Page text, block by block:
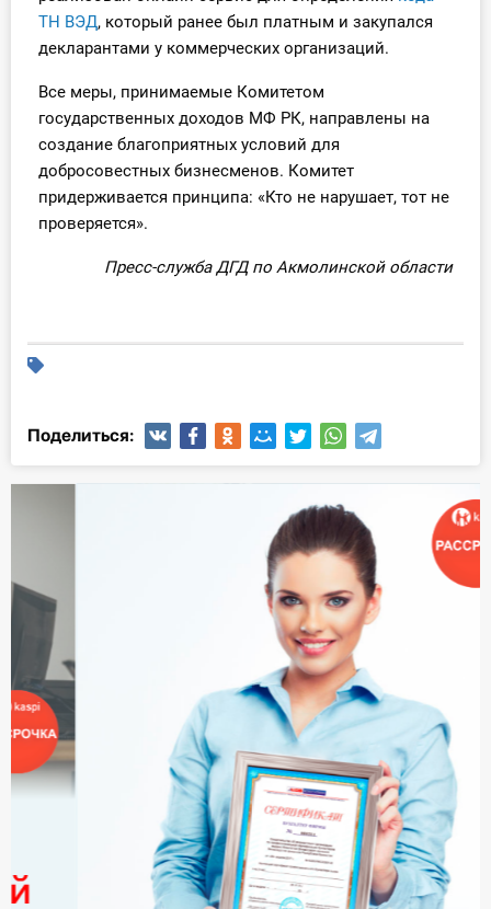
ТН ВЭД, который ранее был платным и закупался
декларантами у коммерческих организаций.
Все меры, принимаемые Комитетом
государственных доходов МФ РК, направлены на
создание благоприятных условий для
добросовестных бизнесменов. Комитет
придерживается принципа: «Кто не нарушает, тот не
проверяется».
Пресс-служба ДГД по Акмолинской области
Поделиться: